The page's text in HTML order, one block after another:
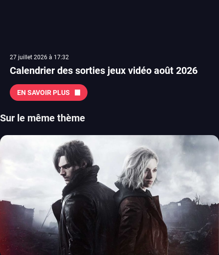
27 juillet 2026 à 17:32
Calendrier des sorties jeux vidéo août 2026
EN SAVOIR PLUS
Sur le même thème